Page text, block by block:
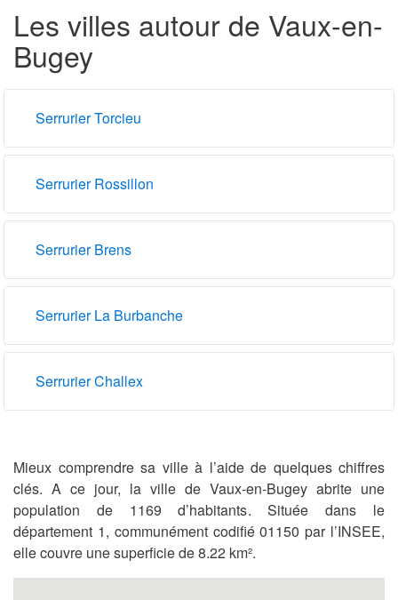
Les villes autour de Vaux-en-
Bugey
Serrurier Torcieu
Serrurier Rossillon
Serrurier Brens
Serrurier La Burbanche
Serrurier Challex
Mieux comprendre sa ville à l’aide de quelques chiffres
clés. A ce jour, la ville de Vaux-en-Bugey abrite une
population de 1169 d’habitants. Située dans le
département 1, communément codifié 01150 par l’INSEE,
elle couvre une superficie de 8.22 km².